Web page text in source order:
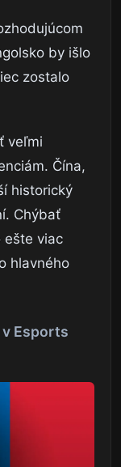
by išlo
zostalo
veľmi
Čína,
historický
Chýbať
ešte viac
hlavného
Esports